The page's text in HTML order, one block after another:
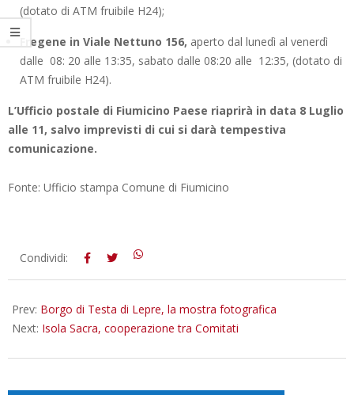
(dotato di ATM fruibile H24);
Fregene in Viale Nettuno 156, aperto dal lunedì al venerdì
dalle 08: 20 alle 13:35, sabato dalle 08:20 alle 12:35, (dotato di
ATM fruibile H24).
L’Ufficio postale di Fiumicino Paese riaprirà in data 8 Luglio
alle 11, salvo imprevisti di cui si darà tempestiva
comunicazione.
Fonte: Ufficio stampa Comune di Fiumicino
2025-
Condividi:
Prev: Borgo di Testa di Lepre, la mostra fotografica
Next: Isola Sacra, cooperazione tra Comitati